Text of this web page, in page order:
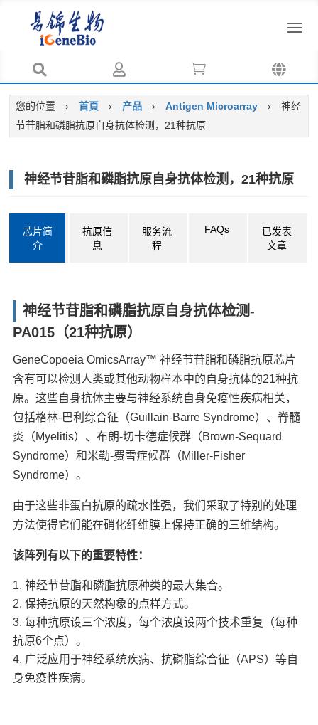
   
您的位置 › 首頁 › 产品 › Antigen Microarray ›
神经
节苷脂和磷脂抗原自身抗体检测，21种抗原
神经节苷脂和磷脂抗原自身抗体检测，21种抗原
芯片简
介
抗原信
息
服务流
程
FAQs
已发表
文章
神经节苷脂和磷脂抗原自身抗体检测-
PA015（21种抗原）
GeneCopoeia OmicsArray™ 神经节苷脂和磷脂抗原芯片
含有可以检测人类或其他动物样本中的自身抗体的21种抗
原。这些自身抗体主要与神经系统自身免疫性疾病相关，
包括格林-巴利综合征（Guillain-Barre Syndrome）、脊髓
炎（Myelitis）、布朗-切卡德症候群（Brown-Sequard
Syndrome）和米勒-费雪症候群（Miller-Fisher
Syndrome）。
由于这些非蛋白抗原的疏水性强，我们采取了特别的处理
方法使得它们能在硝化纤维膜上保持正确的三维结构。
该阵列有以下的重要特性：
神经节苷脂和磷脂抗原种类的最大集合。
保持抗原的天然构象的点样方式。
每种抗原设三个浓度，每个浓度设两个技术重复（每种
抗原6个点）。
广泛应用于神经系统疾病、抗磷脂综合征（APS）等自
身免疫性疾病。